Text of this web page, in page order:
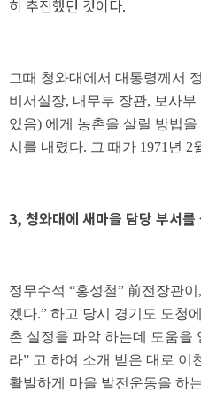
히 추진했던 것이다.
그때 청와대에서 대통령께서
비서실장, 내무부 장관, 보사
있음) 에게 농촌을 살릴 방법
시를 내렸다. 그 때가 1971년 2
3, 청와대에 새마을 담당 부서를
정무수석 “홍성철” 前전장관
겠다.” 하고 당시 경기도 도청
촌 실정을 파악 하는데 도움을
라” 고 하여 소개 받은 대로 이
활발하게 마을 발전운동을 하